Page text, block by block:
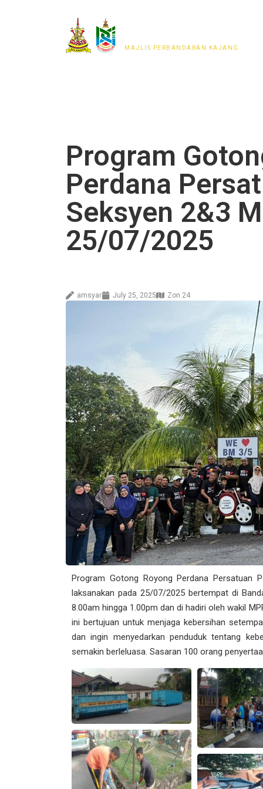
MAJLIS PERBANDARAN KAJANG
Program
Perdana
Seksyen 2&3
25/07/2025
amsyar July 25, 2025 Zon 24
Program Gotong Royong Perdana Persatuan
laksanakan pada 25/07/2025 bertempat di
8.00am hingga 1.00pm dan di hadiri oleh wakil
ini bertujuan untuk menjaga kebersihan
dan ingin menyedarkan penduduk tentang
semakin berleluasa. Sasaran 100 orang